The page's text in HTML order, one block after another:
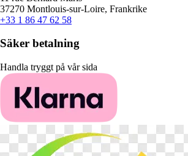
37270 Montlouis-sur-Loire, Frankrike
+33 1 86 47 62 58
Säker betalning
Handla tryggt på vår sida